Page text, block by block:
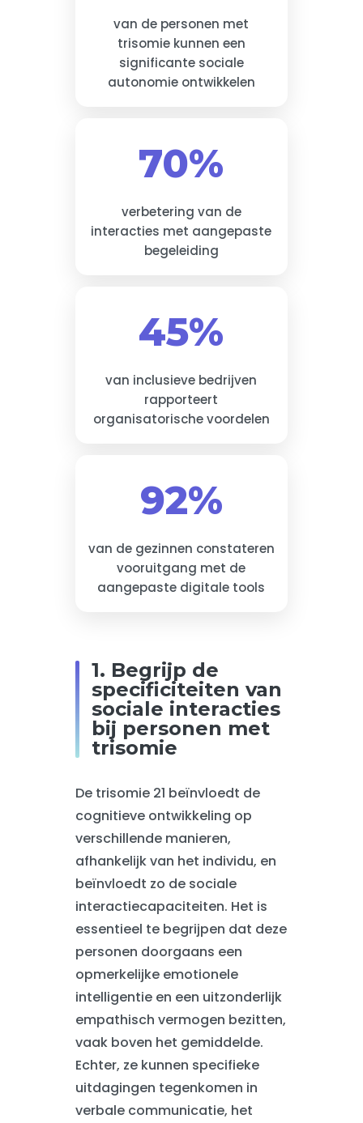
van de personen met
trisomie kunnen een
significante sociale
autonomie ontwikkelen
70%
verbetering van de
interacties met aangepaste
begeleiding
45%
van inclusieve bedrijven
rapporteert
organisatorische voordelen
92%
van de gezinnen constateren
vooruitgang met de
aangepaste digitale tools
1. Begrijp de
specificiteiten van
sociale interacties
bij personen met
trisomie
De trisomie 21 beïnvloedt de
cognitieve ontwikkeling op
verschillende manieren,
afhankelijk van het individu, en
beïnvloedt zo de sociale
interactiecapaciteiten. Het is
essentieel te begrijpen dat deze
personen doorgaans een
opmerkelijke emotionele
intelligentie en een uitzonderlijk
empathisch vermogen bezitten,
vaak boven het gemiddelde.
Echter, ze kunnen specifieke
uitdagingen tegenkomen in
verbale communicatie, het